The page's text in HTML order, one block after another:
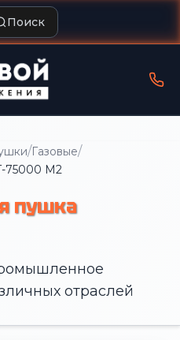
Поиск
/Газовые/
75000 М2
пушка
отраслей